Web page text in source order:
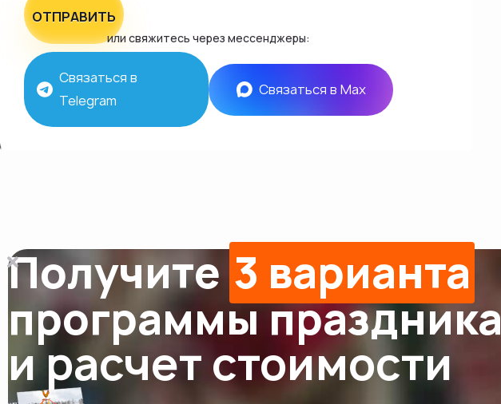
ОТПРАВИТЬ
или свяжитесь через мессенджеры:
Связаться в
Telegram
Связаться в Max
Получите 3 варианта
программы праздника
и расчет стоимости